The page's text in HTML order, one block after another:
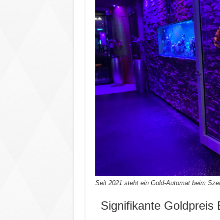
Seit 2021 steht ein Gold-Automat beim
Signifikante Goldpreis